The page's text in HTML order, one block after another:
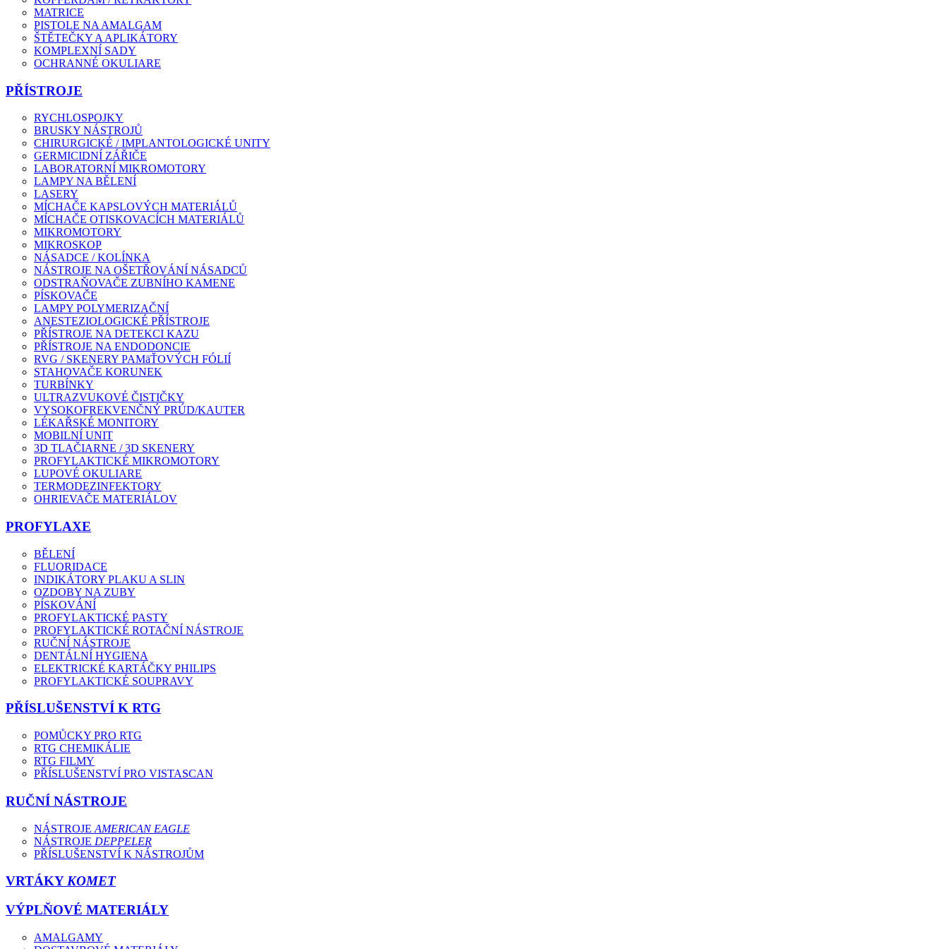
MATRICE
PISTOLE NA AMALGAM
ŠTĚTEČKY A APLIKÁTORY
KOMPLEXNÍ SADY
OCHRANNÉ OKULIARE
PŘÍSTROJE
RYCHLOSPOJKY
BRUSKY NÁSTROJŮ
CHIRURGICKÉ / IMPLANTOLOGICKÉ UNITY
GERMICIDNÍ ZÁŘIČE
LABORATORNÍ MIKROMOTORY
LAMPY NA BĚLENÍ
LASERY
MÍCHAČE KAPSLOVÝCH MATERIÁLŮ
MÍCHAČE OTISKOVACÍCH MATERIÁLŮ
MIKROMOTORY
MIKROSKOP
NÁSADCE / KOLÍNKA
NÁSTROJE NA OŠETŘOVÁNÍ NÁSADCŮ
ODSTRAŇOVAČE ZUBNÍHO KAMENE
PÍSKOVAČE
LAMPY POLYMERIZAČNÍ
ANESTEZIOLOGICKÉ PŘÍSTROJE
PŘÍSTROJE NA DETEKCI KAZU
PŘÍSTROJE NA ENDODONCIE
RVG / SKENERY PAMäŤOVÝCH FÓLIÍ
STAHOVAČE KORUNEK
TURBÍNKY
ULTRAZVUKOVÉ ČISTIČKY
VYSOKOFREKVENČNÝ PRÚD/KAUTER
LÉKAŘSKÉ MONITORY
MOBILNÍ UNIT
3D TLAČIARNE / 3D SKENERY
PROFYLAKTICKÉ MIKROMOTORY
LUPOVÉ OKULIARE
TERMODEZINFEKTORY
OHRIEVAČE MATERIÁLOV
PROFYLAXE
BĚLENÍ
FLUORIDACE
INDIKÁTORY PLAKU A SLIN
OZDOBY NA ZUBY
PÍSKOVÁNÍ
PROFYLAKTICKÉ PASTY
PROFYLAKTICKÉ ROTAČNÍ NÁSTROJE
RUČNÍ NÁSTROJE
DENTÁLNÍ HYGIENA
ELEKTRICKÉ KARTÁČKY PHILIPS
PROFYLAKTICKÉ SOUPRAVY
PŘÍSLUŠENSTVÍ K RTG
POMŮCKY PRO RTG
RTG CHEMIKÁLIE
RTG FILMY
PŘÍSLUŠENSTVÍ PRO VISTASCAN
RUČNÍ NÁSTROJE
NÁSTROJE AMERICAN EAGLE
NÁSTROJE DEPPELER
PŘÍSLUŠENSTVÍ K NÁSTROJŮM
VRTÁKYKOMET
VÝPLŇOVÉ MATERIÁLY
AMALGAMY